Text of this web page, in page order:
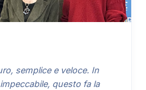
semplice e veloce. In
questo fa la